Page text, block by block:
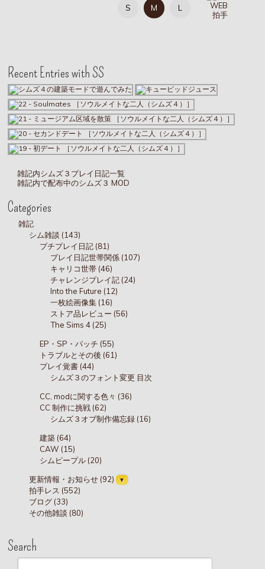
S M L
Recent Entries with SS
雑記内シムズ３プレイ日記一覧
雑記内で配布中のシムズ３ MOD
Categories
雑記
シム雑談 (143)
プチプレイ日記 (81)
プレイ日記世帯関係 (107)
キャリコ世帯 (46)
チャレンジプレイ記 (24)
Into the Future (12)
一枚絵画像集 (16)
ストア品レビュー (56)
The Sims 4 (25)
EP・SP・パッチ (55)
トラブルとその後 (61)
プレイ覚書 (44)
シムズ３のフォント変更 目次
CC, modに関する色々 (36)
CC 制作に挑戦 (62)
シムズ３オブ制作備忘録 (16)
建築 (64)
CAW (15)
シムピープル (20)
更新情報・お知らせ (92)
拍手レス (552)
ブログ (33)
その他雑談 (80)
Search